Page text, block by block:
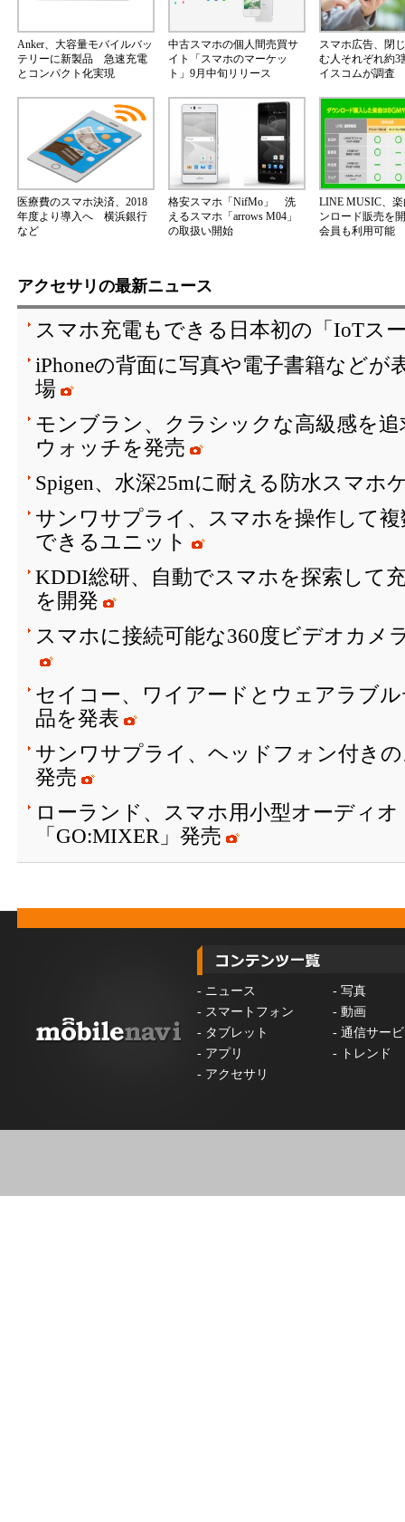
Anker、大容量モバイルバッ
テリーに新製品 急速充電
とコンパクト化実現
中古スマホの個人間売買サ
イト「スマホのマーケッ
ト」9月中旬リリース
スマホ広告、閉
む人それぞれ約
イスコムが調査
医療費のスマホ決済、2018
年度より導入へ 横浜銀行
など
格安スマホ「NifMo」 洗
えるスマホ「arrows M04」
の取扱い開始
LINE MUSIC、
ンロード販売を
会員も利用可能
アクセサリの最新ニュース
スマホ充電もできる日本初の「IoTス
iPhoneの背面に写真や電子書籍などが
場
モンブラン、クラシックな高級感を
ウォッチを発売
Spigen、水深25mに耐える防水スマホ
サンワサプライ、スマホを操作して
できるユニット
KDDI総研、自動でスマホを探索して
を開発
スマホに接続可能な360度ビデオカメ
セイコー、ワイアードとウェアラブ
品を発表
サンワサプライ、ヘッドフォン付き
発売
ローランド、スマホ用小型オーディ
「GO:MIXER」発売
- ニュース - 写真
- スマートフォン - 動画
- タブレット - 通信サー
- アプリ -
トレンド
- アクセサリ